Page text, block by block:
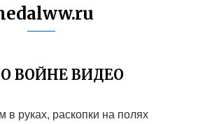
ВОЙНЕ ВИДЕО
в руках, раскопки на полях